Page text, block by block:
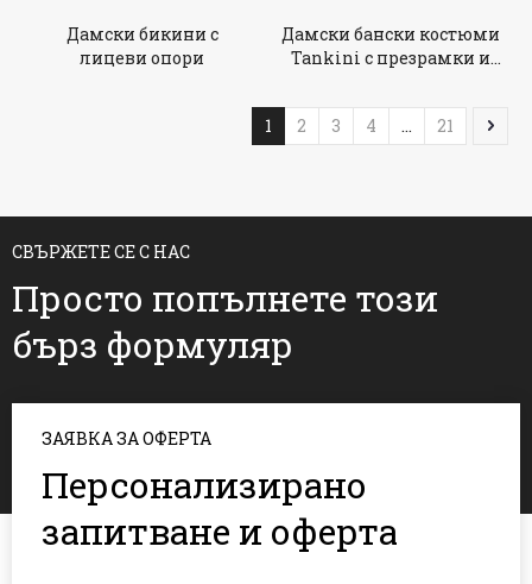
Дамски бикини с
лицеви опори
Дамски бански костюми
Tankini с презрамки и
1
2 3 4 ... 21
СВЪРЖЕТЕ СЕ С НАС
Просто попълнете този
бърз формуляр
ЗАЯВКА ЗА ОФЕРТА
Персонализирано
запитване и оферта